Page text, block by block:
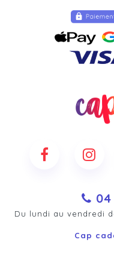
Du lundi au vendredi
Cap